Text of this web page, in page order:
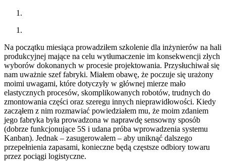
Na początku miesiąca prowadziłem szkolenie dla inżynierów na hali
produkcyjnej mające na celu wytłumaczenie im konsekwencji złych
wyborów dokonanych w procesie projektowania. Przysłuchiwał się
nam uważnie szef fabryki. Miałem obawę, że poczuje się urażony
moimi uwagami, które dotyczyły w głównej mierze mało
elastycznych procesów, skomplikowanych robotów, trudnych do
zmontowania części oraz szeregu innych nieprawidłowości. Kiedy
zacząłem z nim rozmawiać powiedziałem mu, że moim zdaniem
jego fabryka była prowadzona w naprawdę sensowny sposób
(dobrze funkcjonujące 5S i udana próba wprowadzenia systemu
Kanban). Jednak – zasugerowałem – aby uniknąć dalszego
przepełnienia zapasami, konieczne będą częstsze odbiory towaru
przez pociągi logistyczne.